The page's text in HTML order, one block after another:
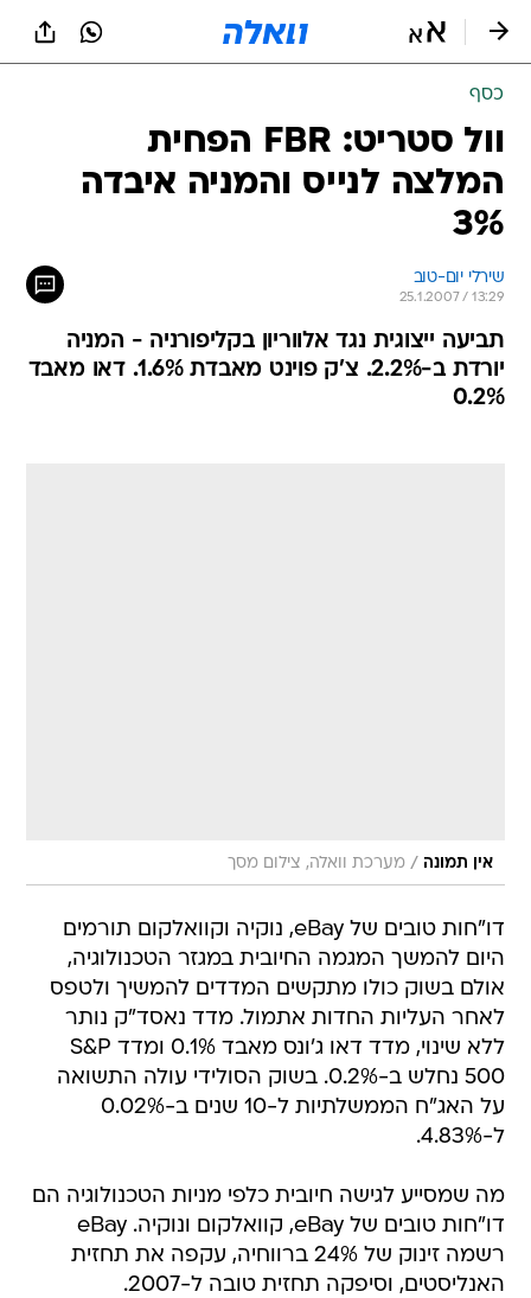
כסף
וול סטריט: FBR הפחית
המלצה לנייס והמניה איבדה
3%
שירלי יום-טוב
25.1.2007 / 13:29
תביעה ייצוגית נגד אלווריון בקליפורניה - המניה
יורדת ב-2.2%. צ'ק פוינט מאבדת 1.6%. דאו מאבד
0.2%
אין תמונה / מערכת וואלה, צילום מסך
דו"חות טובים של eBay, נוקיה וקוואלקום תורמים
היום להמשך המגמה החיובית במגזר הטכנולוגיה,
אולם בשוק כולו מתקשים המדדים להמשיך ולטפס
לאחר העליות החדות אתמול. מדד נאסד"ק נותר
ללא שינוי, מדד דאו ג'ונס מאבד 0.1% ומדד S&P
500 נחלש ב-0.2%. בשוק הסולידי עולה התשואה
על האג"ח הממשלתיות ל-10 שנים ב-0.02%
ל-4.83%.
מה שמסייע לגישה חיובית כלפי מניות הטכנולוגיה הם
דו"חות טובים של eBay, קוואלקום ונוקיה. eBay
רשמה זינוק של 24% ברווחיה, עקפה את תחזית
האנליסטים, וסיפקה תחזית טובה ל-2007.